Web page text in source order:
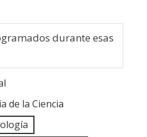
durante esas
de la Ciencia